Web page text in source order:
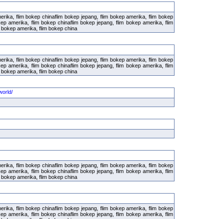
flim bokep chinaflim bokep jepang, flim bokep amerika, flim bokep
amerika, flim bokep chinaflim bokep jepang, flim bokep amerika, flim
amerika, flim bokep china
flim bokep chinaflim bokep jepang, flim bokep amerika, flim bokep
amerika, flim bokep chinaflim bokep jepang, flim bokep amerika, flim
amerika, flim bokep china
flim bokep chinaflim bokep jepang, flim bokep amerika, flim bokep
amerika, flim bokep chinaflim bokep jepang, flim bokep amerika, flim
amerika, flim bokep china
flim bokep chinaflim bokep jepang, flim bokep amerika, flim bokep
amerika, flim bokep chinaflim bokep jepang, flim bokep amerika, flim